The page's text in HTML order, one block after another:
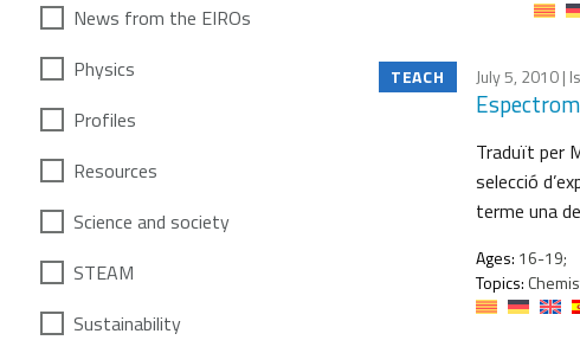
News from the EIROs
Physics
Profiles
Resources
Science and society
STEAM
Sustainability
TEACH July 5, 2010|
Traduït per
selecció
terme una
Ages: 16-19;
Topics: